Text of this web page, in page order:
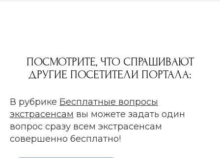
ПОСМОТРИТЕ, ЧТО СПРАШИВАЮТ
ДРУГИЕ ПОСЕТИТЕЛИ ПОРТАЛА:
В рубрике Бесплатные вопросы
экстрасенсам вы можете задать один
вопрос сразу всем экстрасенсам
совершенно бесплатно!